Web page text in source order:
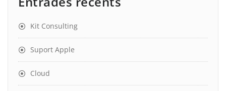
Kit Consulting
Suport Apple
Cloud